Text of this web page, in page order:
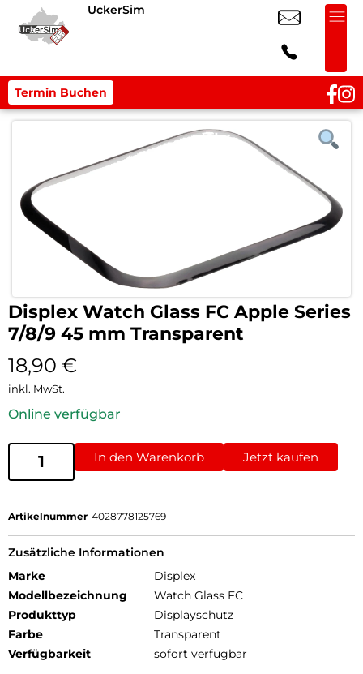
UckerSim
Termin Buchen
Displex Watch Glass FC Apple Series
7/8/9 45 mm Transparent
18,90 €
inkl. MwSt.
Online verfügbar
In den Warenkorb Jetzt kaufen
Artikelnummer 4028778125769
Zusätzliche Informationen
Marke
Displex
Modellbezeichnung
Watch Glass FC
Produkttyp
Displayschutz
Farbe
Transparent
Verfügbarkeit
sofort verfügbar